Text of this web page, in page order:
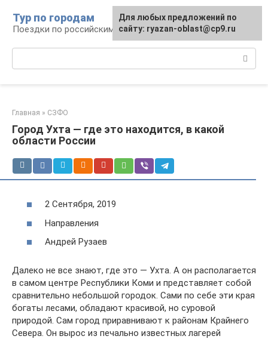
контенту
Тур по городам
Поездки по российским городам
Главная » СЗФО
Город Ухта — где это находится, в какой
области России
2 Сентября, 2019
Направления
Андрей Рузаев
Далеко не все знают, где это — Ухта. А он располагается
в самом центре Республики Коми и представляет собой
сравнительно небольшой городок. Сами по себе эти края
богаты лесами, обладают красивой, но суровой
природой. Сам город приравнивают к районам Крайнего
Севера. Он вырос из печально известных лагерей
Для любых предложений по
сайту: ryazan-oblast@cp9.ru